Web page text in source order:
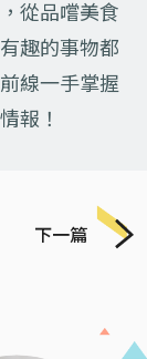
從品嚐美食
趣的事物都
線一手掌握
報！
下一篇